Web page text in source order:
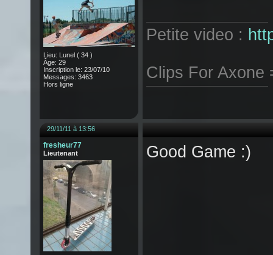
Lieu: Lunel ( 34 )
Âge: 29
Inscription le: 23/07/10
Messages: 3463
Hors ligne
Petite video :
Clips For Axone
29/11/11 à 13:56
fresheur77
Lieutenant Good Game :)